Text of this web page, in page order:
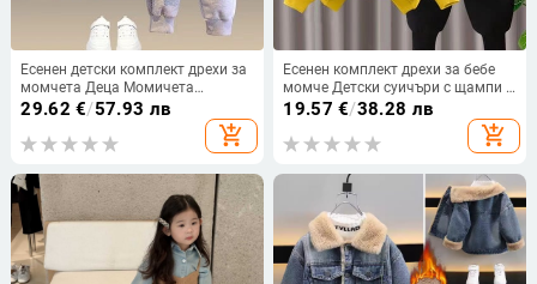
Есенен детски комплект дрехи за
момчета Деца Момичета
Суичъри с качулка с щампа на
панталони 2 бр. Костюм Бебешки
29.62 €/57.93 лв
add_shopping_cart
Есенен комплект дрехи за бебе
момче Детски суичъри с щампи с
карикатури Пуловер Топ и
панталони 2 бр. Костюм Детски
момичета Модни анцузи
19.57 €/38.28 лв
add_shopping_cart